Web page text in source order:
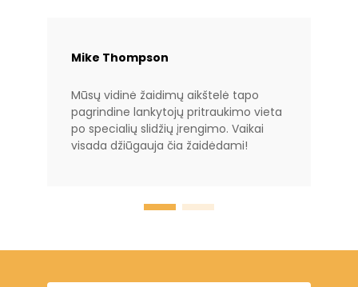
Mike Thompson
Mūsų vidinė žaidimų aikštelė tapo
pagrindine lankytojų pritraukimo vieta
po specialių slidžių įrengimo. Vaikai
visada džiūgauja čia žaidėdami!